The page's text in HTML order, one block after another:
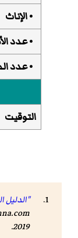
• الإناث
• عدد
• عدد
التوقيت
2019
.